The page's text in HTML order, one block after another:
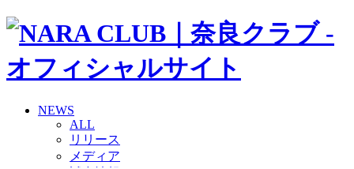
NEWS
ALL
リリース
メディア